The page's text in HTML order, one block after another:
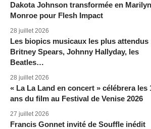
Dakota Johnson transformée en Marilyn
Monroe pour Flesh Impact
28 juillet 2026
Les biopics musicaux les plus attendus
Britney Spears, Johnny Hallyday, les
Beatles…
28 juillet 2026
« La La Land en concert » célébrera les
ans du film au Festival de Venise 2026
27 juillet 2026
Francis Gonnet invité de Souffle inédit